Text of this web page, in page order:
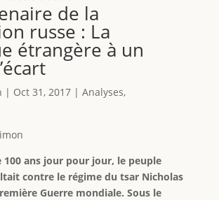
de la
russe : La
étrangère à un
| Oct 31, 2017| Analyses,
100 ans jour pour jour, le peuple
contre le régime du tsar Nicholas
Guerre mondiale. Sous le